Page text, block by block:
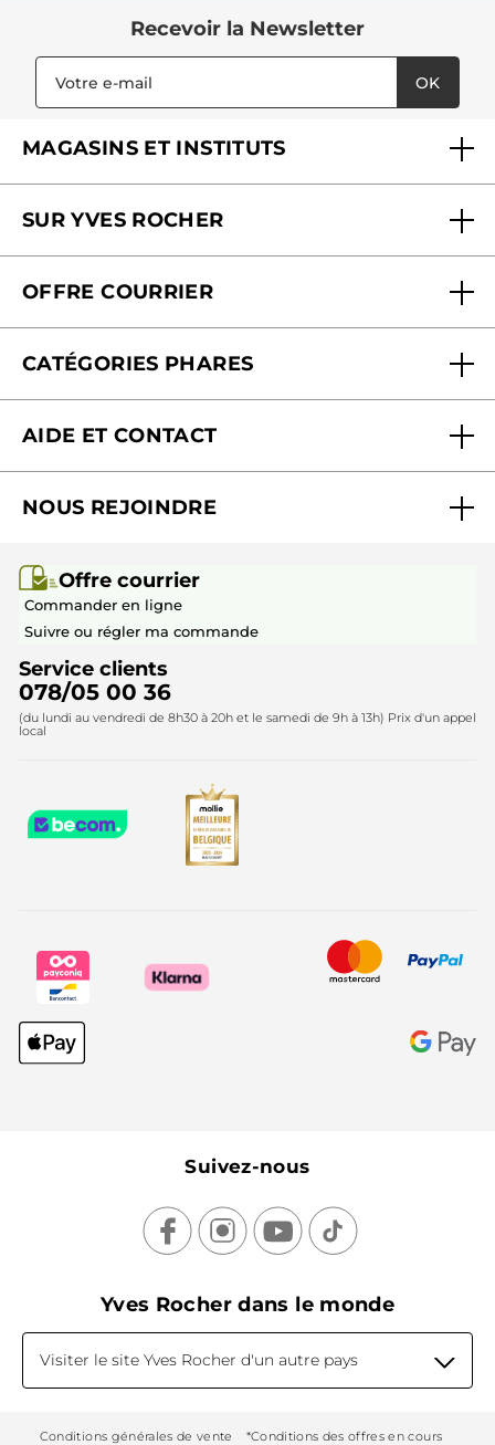
Recevoir la Newsletter
OK
MAGASINS ET INSTITUTS
Soins en institut
SUR YVES ROCHER
Nos engagements
Blog Act Beautiful
OFFRE COURRIER
CATÉGORIES PHARES
Promotions
Idées cadeaux
Collection de Noël
AIDE ET CONTACT
Mes cadeaux
Questions & Réponses
Contactez-nous
NOUS REJOINDRE
Devenir franchisé ou gérant
Offre courrier
Commander en ligne
Suivre ou régler ma commande
Service clients
078/05 00 36
(du lundi au vendredi de 8h30 à 20h et le samedi de 9h à 13h) Prix d'un appel
local
Suivez-nous
Yves Rocher dans le monde
Visiter le site Yves Rocher d'un autre pays
Conditions générales de vente *Conditions des offres en cours